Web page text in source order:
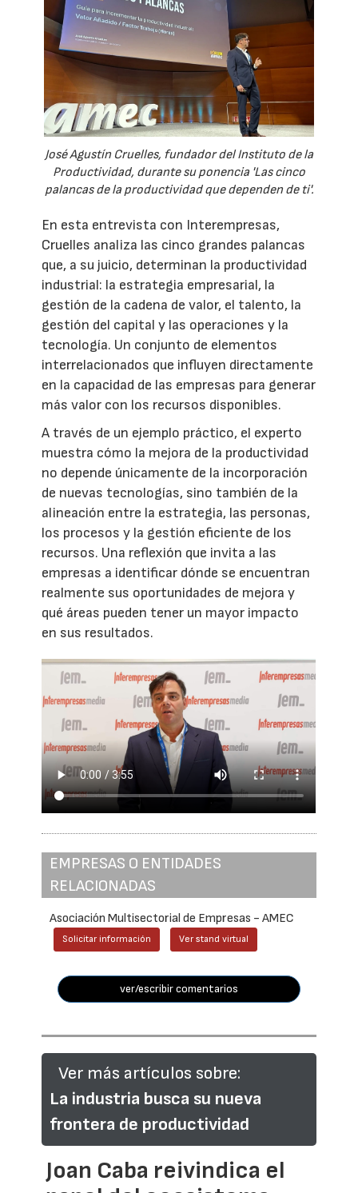
José Agustín Cruelles, fundador del Instituto de la
Productividad, durante su ponencia 'Las cinco
palancas de la productividad que dependen de ti'.
En esta entrevista con Interempresas,
Cruelles analiza las cinco grandes palancas
que, a su juicio, determinan la productividad
industrial: la estrategia empresarial, la
gestión de la cadena de valor, el talento, la
gestión del capital y las operaciones y la
tecnología. Un conjunto de elementos
interrelacionados que influyen directamente
en la capacidad de las empresas para generar
más valor con los recursos disponibles.
A través de un ejemplo práctico, el experto
muestra cómo la mejora de la productividad
no depende únicamente de la incorporación
de nuevas tecnologías, sino también de la
alineación entre la estrategia, las personas,
los procesos y la gestión eficiente de los
recursos. Una reflexión que invita a las
empresas a identificar dónde se encuentran
realmente sus oportunidades de mejora y
qué áreas pueden tener un mayor impacto
en sus resultados.
EMPRESAS O ENTIDADES
RELACIONADAS
Asociación Multisectorial de Empresas - AMEC
Solicitar información Ver stand virtual
ver/escribir comentarios
Ver más artículos sobre:
La industria busca su nueva
frontera de productividad
Joan Caba reivindica el